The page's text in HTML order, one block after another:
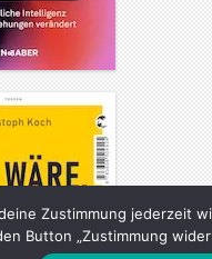
Zustimmung jederzeit
Button „Zustimmung